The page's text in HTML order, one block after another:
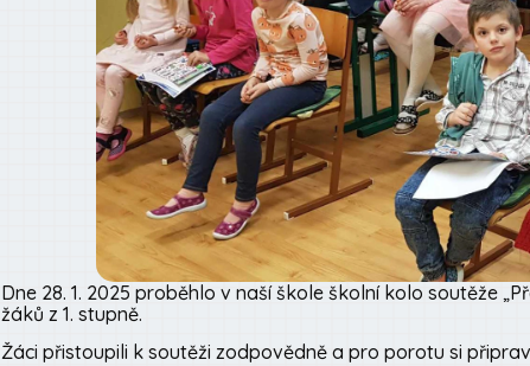
Dne 28. 1. 2025 proběhlo v naší škole školní kolo soutěže
žáků z 1. stupně.
Žáci přistoupili k soutěži zodpovědně a pro porotu si